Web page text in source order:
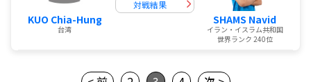
KUO Chia-Hung
台湾
対戦結果
SHAMS Navid
イラン・イスラム共和国
世界ランク 240位